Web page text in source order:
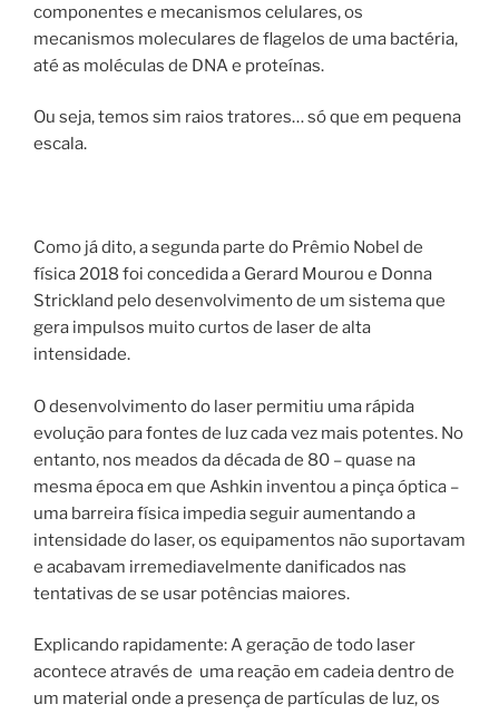
componentes e mecanismos celulares, os
mecanismos moleculares de flagelos de uma bactéria,
até as moléculas de DNA e proteínas.
Ou seja, temos sim raios tratores… só que em pequena
escala.
Como já dito, a segunda parte do Prêmio Nobel de
física 2018 foi concedida a Gerard Mourou e Donna
Strickland pelo desenvolvimento de um sistema que
gera impulsos muito curtos de laser de alta
intensidade.
O desenvolvimento do laser permitiu uma rápida
evolução para fontes de luz cada vez mais potentes. No
entanto, nos meados da década de 80 – quase na
mesma época em que Ashkin inventou a pinça óptica –
uma barreira física impedia seguir aumentando a
intensidade do laser, os equipamentos não suportavam
e acabavam irremediavelmente danificados nas
tentativas de se usar potências maiores.
Explicando rapidamente: A geração de todo laser
acontece através de uma reação em cadeia dentro de
um material onde a presença de partículas de luz, os